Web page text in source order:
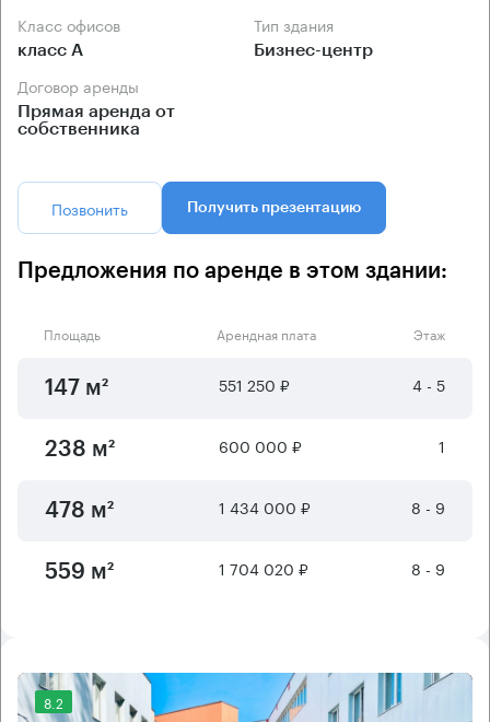
Класс офисов
класс А
Тип здания
Бизнес-центр
Договор аренды
Прямая аренда от
собственника
Позвонить Получить презентацию
Предложения по аренде в этом здании:
Площадь Арендная плата Этаж
147 м² 551 250 ₽ 4 - 5
238 м² 600 000 ₽ 1
478 м² 1 434 000 ₽ 8 - 9
559 м² 1 704 020 ₽ 8 - 9
8.2